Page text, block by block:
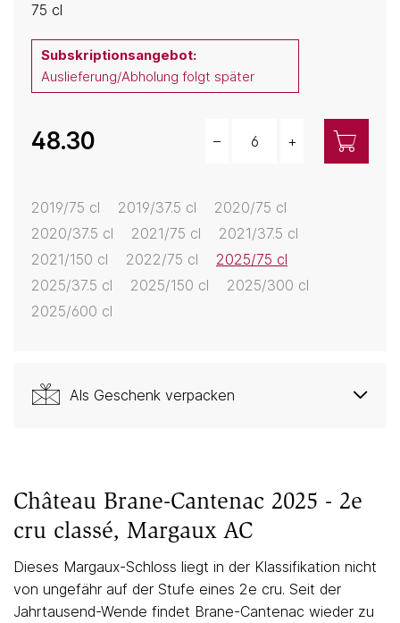
75 cl
Subskriptionsangebot:
Auslieferung/Abholung folgt später
48.30 – +
2019/75 cl 2019/37.5 cl
2020/75 cl
2020/37.5 cl
2021/75 cl
2021/37.5 cl
2021/150 cl
2022/75 cl
2025/75 cl
2025/37.5 cl
2025/150 cl
2025/300 cl
2025/600 cl
Als Geschenk verpacken
Château Brane-Cantenac 2025 - 2e
cru classé, Margaux AC
Dieses Margaux-Schloss liegt in der Klassifikation nicht
von ungefähr auf der Stufe eines 2e cru. Seit der
Jahrtausend-Wende findet Brane-Cantenac wieder zu